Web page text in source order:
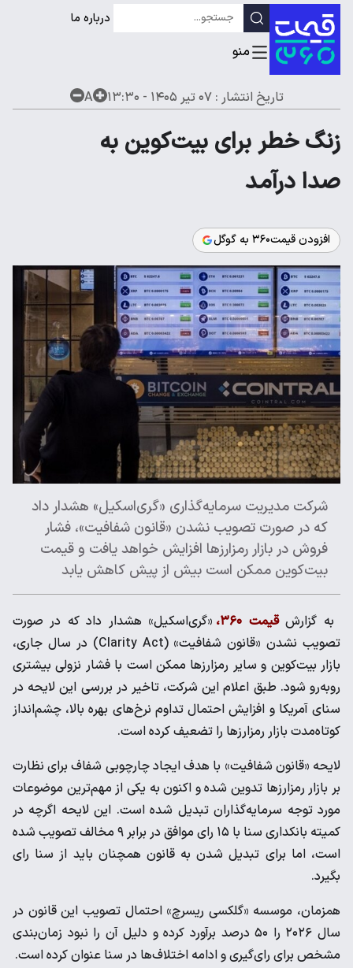
درباره ما
تاریخ انتشار :۰۷ تیر ۱۴۰۵ - ۱۳:۳۰ A
زنگ خطر برای بیت‌کوین به
صدا درآمد
افزودن قیمت۳۶۰ به گوگل
شرکت مدیریت سرمایه‌گذاری «گری‌اسکیل» هشدار داد
که در صورت تصویب نشدن «قانون شفافیت»، فشار
فروش در بازار رمزارزها افزایش خواهد یافت و قیمت
بیت‌کوین ممکن است بیش از پیش کاهش یابد
به گزارشقیمت ۳۶۰،
«گری‌اسکیل» هشدار داد که در صورت
تصویب نشدن «قانون شفافیت» (Clarity Act) در سال جاری،
بازار بیت‌کوین و سایر رمزارزها ممکن است با فشار نزولی بیشتری
روبه‌رو شود. طبق اعلام این شرکت، تاخیر در بررسی این لایحه در
سنای آمریکا و افزایش احتمال تداوم نرخ‌های بهره بالا، چشم‌انداز
کوتاه‌مدت بازار رمزارزها را تضعیف کرده است.
لایحه «قانون شفافیت» با هدف ایجاد چارچوبی شفاف برای نظارت
بر بازار رمزارزها تدوین شده و اکنون به یکی از مهم‌ترین موضوعات
مورد توجه سرمایه‌گذاران تبدیل شده است. این لایحه اگرچه در
کمیته بانکداری سنا با ۱۵ رای موافق در برابر ۹ مخالف تصویب شده
است، اما برای تبدیل شدن به قانون همچنان باید از سنا رای
بگیرد.
همزمان، موسسه «گلکسی ریسرچ» احتمال تصویب این قانون در
سال ۲۰۲۶ را ۵۰ درصد برآورد کرده و دلیل آن را نبود زمان‌بندی
مشخص برای رای‌گیری و ادامه اختلاف‌ها در سنا عنوان کرده است.